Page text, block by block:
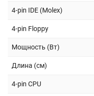
4-pin IDE (Molex)
4-pin Floppy
Мощность (Вт)
Длина (см)
4-pin CPU